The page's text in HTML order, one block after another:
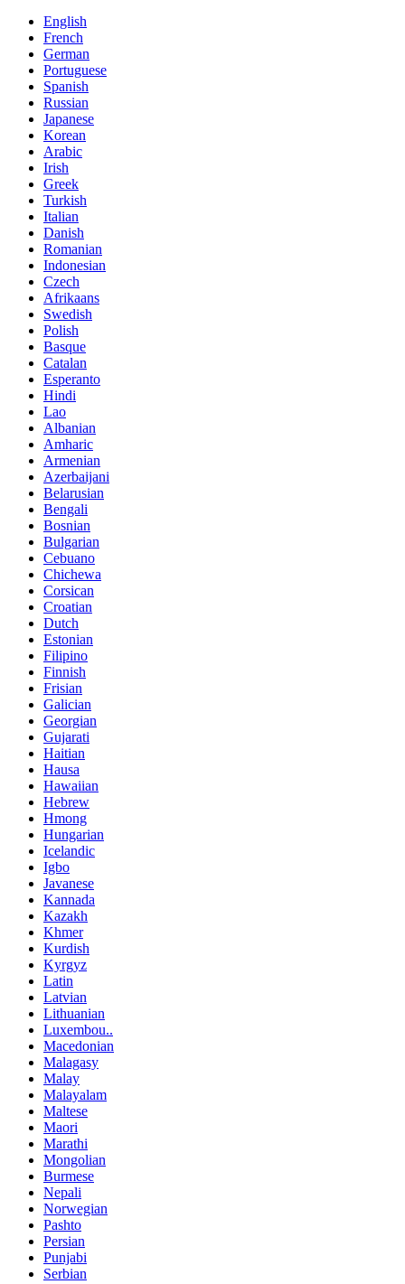
English
French
German
Portuguese
Spanish
Russian
Japanese
Korean
Arabic
Irish
Greek
Turkish
Italian
Danish
Romanian
Indonesian
Czech
Afrikaans
Swedish
Polish
Basque
Catalan
Esperanto
Hindi
Lao
Albanian
Amharic
Armenian
Azerbaijani
Belarusian
Bengali
Bosnian
Bulgarian
Cebuano
Chichewa
Corsican
Croatian
Dutch
Estonian
Filipino
Finnish
Frisian
Galician
Georgian
Gujarati
Haitian
Hausa
Hawaiian
Hebrew
Hmong
Hungarian
Icelandic
Igbo
Javanese
Kannada
Kazakh
Khmer
Kurdish
Kyrgyz
Latin
Latvian
Lithuanian
Luxembou..
Macedonian
Malagasy
Malay
Malayalam
Maltese
Maori
Marathi
Mongolian
Burmese
Nepali
Norwegian
Pashto
Persian
Punjabi
Serbian